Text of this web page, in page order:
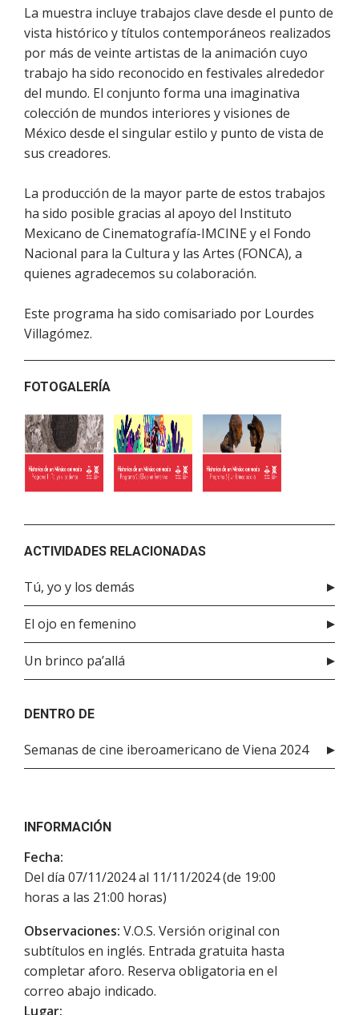
La muestra incluye trabajos clave desde el punto de
vista histórico y títulos contemporáneos realizados
por más de veinte artistas de la animación cuyo
trabajo ha sido reconocido en festivales alrededor
del mundo. El conjunto forma una imaginativa
colección de mundos interiores y visiones de
México desde el singular estilo y punto de vista de
sus creadores.
La producción de la mayor parte de estos trabajos
ha sido posible gracias al apoyo del Instituto
Mexicano de Cinematografía-IMCINE y el Fondo
Nacional para la Cultura y las Artes (FONCA), a
quienes agradecemos su colaboración.
Este programa ha sido comisariado por Lourdes
Villagómez.
FOTOGALERÍA
ACTIVIDADES RELACIONADAS
Tú, yo y los demás
El ojo en femenino
Un brinco pa’allá
DENTRO DE
Semanas de cine iberoamericano de Viena 2024
INFORMACIÓN
Fecha:
Del día 07/11/2024 al 11/11/2024 (de 19:00
horas a las 21:00 horas)
Observaciones: V.O.S. Versión original con
subtítulos en inglés. Entrada gratuita hasta
completar aforo. Reserva obligatoria en el
correo abajo indicado.
Lugar: